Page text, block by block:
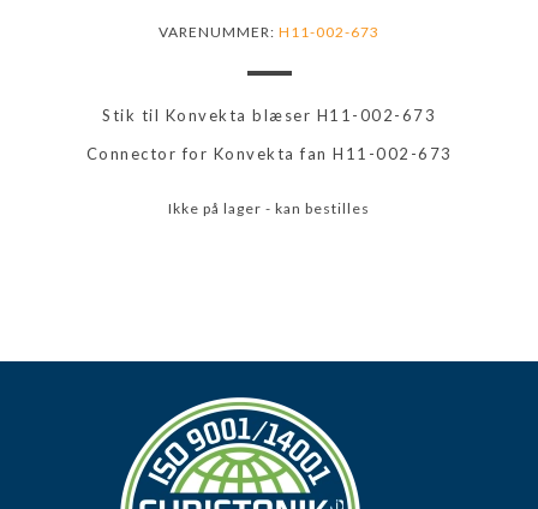
VARENUMMER: H11-002-673
Stik til Konvekta blæser H11-002-673
Connector for Konvekta fan H11-002-673
Ikke på lager - kan bestilles